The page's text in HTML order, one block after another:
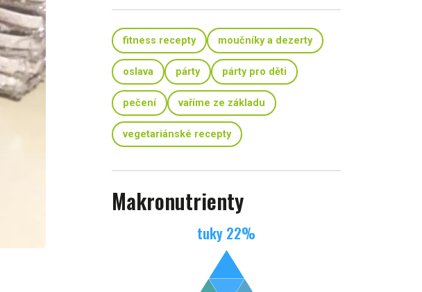
fitness recepty moučníky a dezerty
oslava párty párty pro děti
pečení vaříme ze základu
vegetariánské recepty
Makronutrienty
tuky 22%